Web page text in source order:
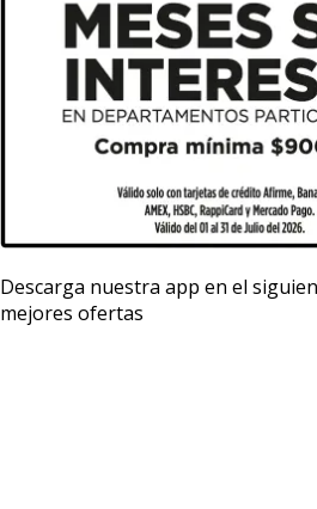
Descarga nuestra app en el
mejores ofertas